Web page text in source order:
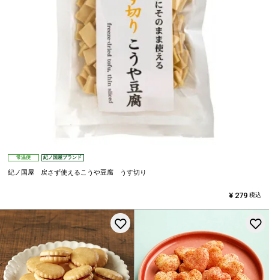
常温便 紀ノ国屋ブランド
紀ノ国屋 戻さず使えるこうや豆腐 うす切り
¥ 279 税込